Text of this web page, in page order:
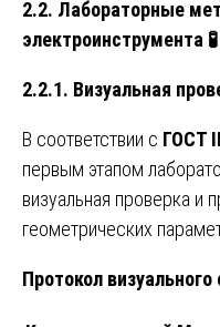
2.2. Лабораторные
электроинструмента 🧪
2.2.1. Визуальная
В соответствии с ГОСТ
первым этапом
визуальная проверка и
геометрических
Протокол